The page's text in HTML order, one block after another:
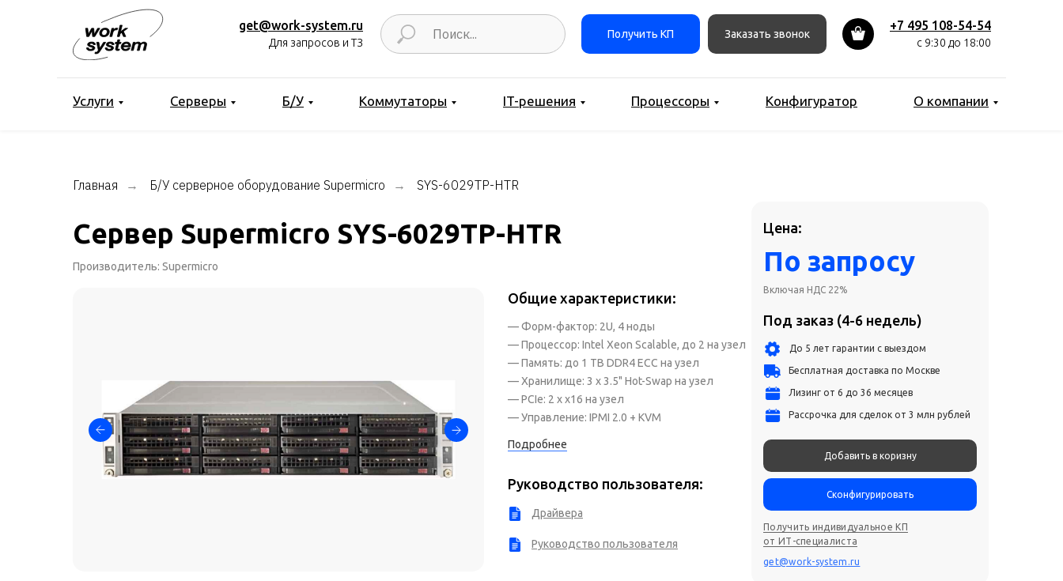
get@work-system.ru
Для запросов и ТЗ
+7 495 108-54-54
с 9:30 до 18:00
Заказать звонок
Получить КП
Услуги Серверы Б/У Коммутаторы IT-решения Процессоры Конфигуратор О компании
Главная → Б/У серверное оборудование Supermicro → SYS-6029TP-HTR
Сервер Supermicro SYS-6029TP-HTR
Производитель: Supermicro
Цена:
Под заказ (4-6 недель)
По запросу
Включая НДС 22%
До 5 лет гарантии с выездом
Получить индивидуальное КП
от ИТ-специалиста
get@work-system.ru
Бесплатная доставка по Москве
Лизинг от 6 до 36 месяцев
Рассрочка для сделок от 3 млн рублей
Добавить в коризну
Сконфигурировать
— Форм-фактор: 2U, 4 ноды
— Процессор: Intel Xeon Scalable, до 2 на узел
— Память: до 1 TB DDR4 ECC на узел
— Хранилище: 3 x 3.5" Hot-Swap на узел
— PCIe: 2 x x16 на узел
— Управление: IPMI 2.0 + KVM
Драйвера
Руководство пользователя
Подробнее
Общие характеристики:
Руководство пользователя:
get@work-system.ru
Бесплатная доставка по Москве
Лизинг от 6 до 36 месяцев